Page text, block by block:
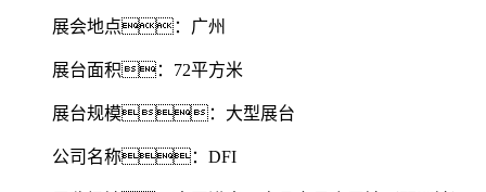
展会地点：广州
展台面积：72平方米
展台规模：大型展台
公司名称：DFI